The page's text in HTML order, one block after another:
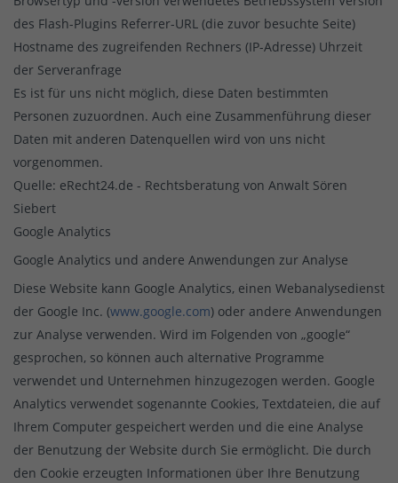
des Flash-Plugins Referrer-URL (die zuvor besuchte Seite)
Hostname des zugreifenden Rechners (IP-Adresse) Uhrzeit
der Serveranfrage
Es ist für uns nicht möglich, diese Daten bestimmten
Personen zuzuordnen. Auch eine Zusammenführung dieser
Daten mit anderen Datenquellen wird von uns nicht
vorgenommen.
Quelle: eRecht24.de - Rechtsberatung von Anwalt Sören
Siebert
Google Analytics
Google Analytics und andere Anwendungen zur Analyse
Diese Website kann Google Analytics, einen Webanalysedienst
der Google Inc. (www.google.com) oder andere Anwendungen
zur Analyse verwenden. Wird im Folgenden von „google“
gesprochen, so können auch alternative Programme
verwendet und Unternehmen hinzugezogen werden. Google
Analytics verwendet sogenannte Cookies, Textdateien, die auf
Ihrem Computer gespeichert werden und die eine Analyse
der Benutzung der Website durch Sie ermöglicht. Die durch
den Cookie erzeugten Informationen über Ihre Benutzung